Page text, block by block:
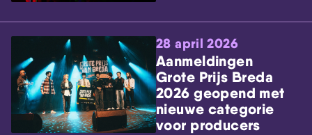
28 april 2026
Aanmeldingen
Grote Prijs Breda
2026 geopend met
nieuwe categorie
voor producers